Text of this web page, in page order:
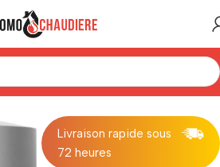
/Elektrische boiler/Boiler Bulex
Livraison rapide sous
72 heures